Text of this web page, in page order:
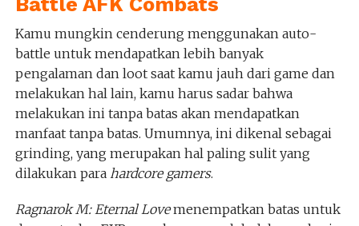
Kamu mungkin cenderung menggunakan auto-
battle untuk mendapatkan lebih banyak
pengalaman dan loot saat kamu jauh dari game dan
melakukan hal lain, kamu harus sadar bahwa
melakukan ini tanpa batas akan mendapatkan
manfaat tanpa batas. Umumnya, ini dikenal sebagai
grinding, yang merupakan hal paling sulit yang
dilakukan para hardcore gamers.
Ragnarok M: Eternal Lovemenempatkan batas untuk